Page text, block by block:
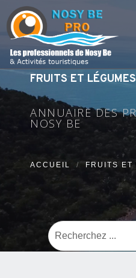
FRUITS ET LÉGUMES
ANNUAIRE DES
NOSY BE
ACCUEIL FRUITS ET